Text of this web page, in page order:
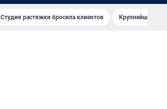
Студия растяжки бросила клиентов Крупнейшие